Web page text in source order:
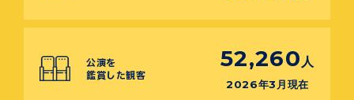
公演を
鑑賞した観客
52,260 人
2026年3月現在